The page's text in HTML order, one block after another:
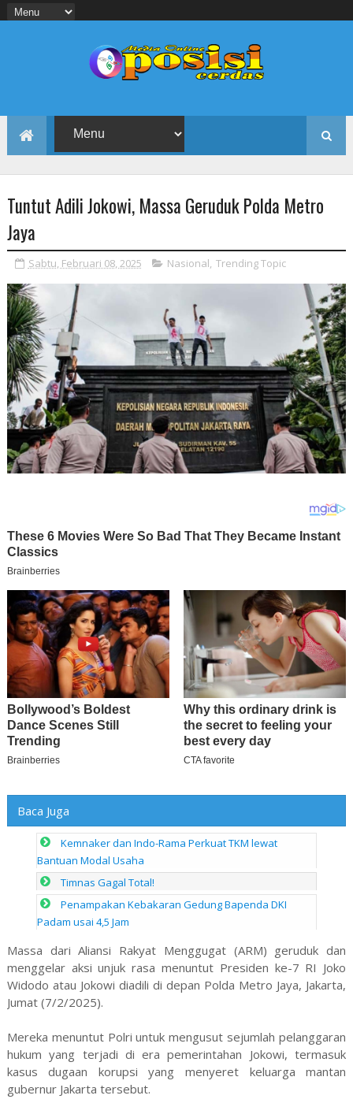
Tuntut Adili Jokowi, Massa Geruduk Polda Metro
Jaya
Sabtu, Februari 08, 2025 Nasional, Trending Topic
Baca Juga
Kemnaker dan Indo-Rama Perkuat TKM lewat
Bantuan Modal Usaha
Timnas Gagal Total!
Penampakan Kebakaran Gedung Bapenda DKI
Padam usai 4,5 Jam
Massa dari Aliansi Rakyat Menggugat (ARM) geruduk dan
menggelar aksi unjuk rasa menuntut Presiden ke-7 RI Joko
Widodo atau Jokowi diadili di depan Polda Metro Jaya, Jakarta,
Jumat (7/2/2025).
Mereka menuntut Polri untuk mengusut sejumlah pelanggaran
hukum yang terjadi di era pemerintahan Jokowi, termasuk
kasus dugaan korupsi yang menyeret keluarga mantan
gubernur Jakarta tersebut.